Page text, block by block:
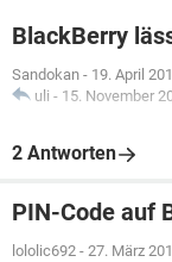
BlackBerry
Sandokan - 19. April
uli - 15. November
2 Antworten
PIN-Code auf
lololic692 - 27. März